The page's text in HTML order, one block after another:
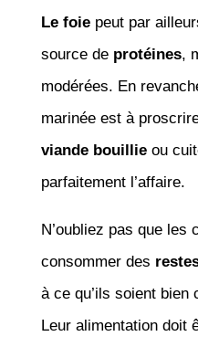
Le foiepeut par
source de protéines,
modérées. En
marinée est à
viande bouillieou
parfaitement l’affaire.
N’oubliez pas que les
consommer des
à ce qu’ils soient bien
Leur alimentation doit